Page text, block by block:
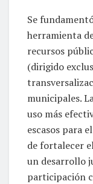
Se
herramienta
recursos
(dirigido
municipales.
uso más
escasos para
de fortalecer
un desarrollo
participación